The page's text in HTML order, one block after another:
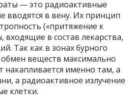
— это радиоактивные
вводятся в вену. Их принцип
(«притяжение к
входящие в состав лекарства,
Так как в зонах бурного
обмен веществ максимально
накапливается именно там, а
а радиоактивное излучение
клетки.